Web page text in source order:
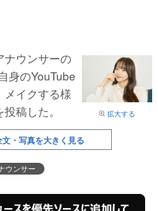
拡大する
ナウンサーの
身のYouTube
メイクする様
稿した。
・写真を大きく見る
ウンサー